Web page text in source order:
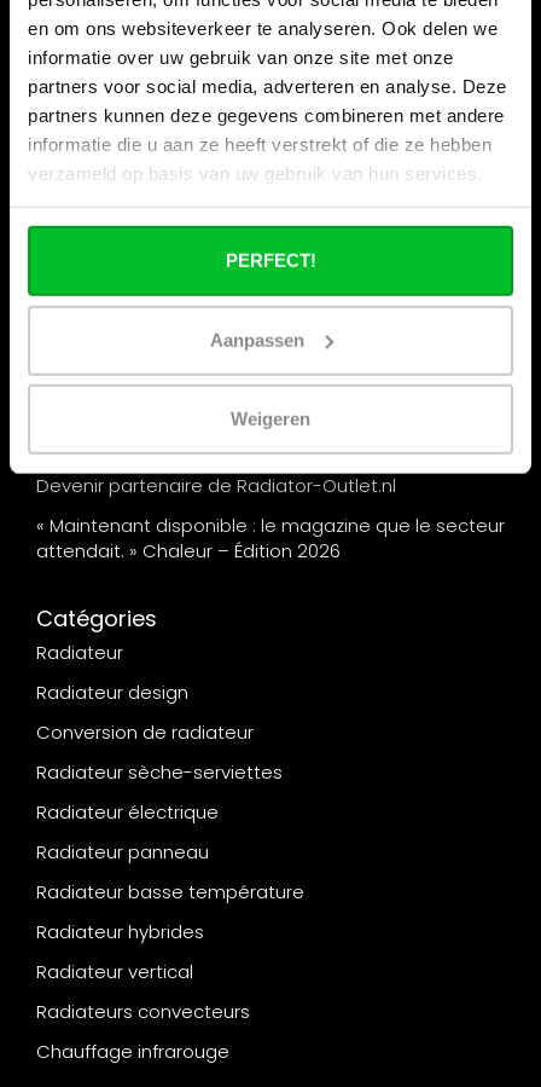
en om ons websiteverkeer te analyseren. Ook delen we
informatie over uw gebruik van onze site met onze
partners voor social media, adverteren en analyse. Deze
partners kunnen deze gegevens combineren met andere
informatie die u aan ze heeft verstrekt of die ze hebben
verzameld op basis van uw gebruik van hun services.
PERFECT!
Aanpassen
Weigeren
Informations
Vacances de la construction
Qui sommes nous ?
Nos magasins
Commande commerciale
Devenir partenaire de Radiator-Outlet.nl
« Maintenant disponible : le magazine que le secteur
attendait. » Chaleur – Édition 2026
Catégories
Radiateur
Radiateur design
Conversion de radiateur
Radiateur sèche-serviettes
Radiateur électrique
Radiateur panneau
Radiateur basse température
Radiateur hybrides
Radiateur vertical
Radiateurs convecteurs
Chauffage infrarouge